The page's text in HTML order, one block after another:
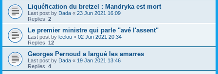
Liquéfication du bretzel : Mandryka est mort
Last post by Dada « 23 Jun 2021 16:09
Replies: 2
Le premier ministre qui parle "avé l'assent"
Last post by leelou « 02 Jun 2021 20:34
Replies: 12
Georges Pernoud a largué les amarres
Last post by Dada « 19 Jan 2021 13:46
Replies: 4